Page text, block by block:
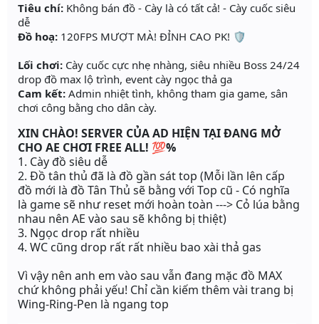
Tiêu chí: Không bán đồ - Cày là có tất cả! - Cày cuốc siêu
dễ
Đồ hoạ: 120FPS MƯỢT MÀ! ĐỈNH CAO PK! 🛡️
Lối chơi: Cày cuốc cực nhẹ nhàng, siêu nhiều Boss 24/24
drop đồ max lộ trình, event cày ngọc thả ga
Cam kết: Admin nhiệt tình, không tham gia game, sân
chơi công bằng cho dân cày.
XIN CHÀO! SERVER CỦA AD HIỆN TẠI ĐANG MỞ
CHO AE CHƠI FREE ALL! 💯%
1. Cày đồ siêu dễ
2. Đồ tân thủ đã là đồ gần sát top (Mỗi lần lên cấp
đồ mới là đồ Tân Thủ sẽ bằng với Top cũ - Có nghĩa
là game sẽ như reset mới hoàn toàn ---> Cỏ lúa bằng
nhau nên AE vào sau sẽ không bị thiệt)
3. Ngọc drop rất nhiều
4. WC cũng drop rất rất nhiều bao xài thả gas
Vì vậy nên anh em vào sau vẫn đang mặc đồ MAX
chứ không phải yếu! Chỉ cần kiếm thêm vài trang bị
Wing-Ring-Pen là ngang top